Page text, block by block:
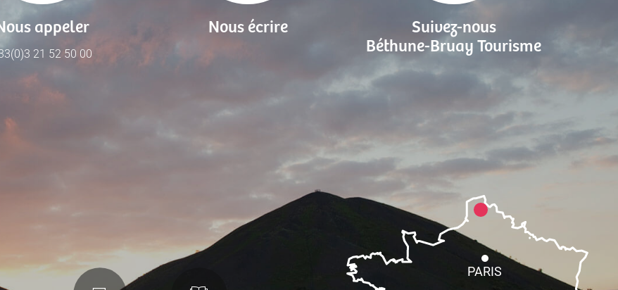
appeler
21 52 50 00
Nous écrire
Suivez-nous
Béthune-Bruay Tourisme
PARIS